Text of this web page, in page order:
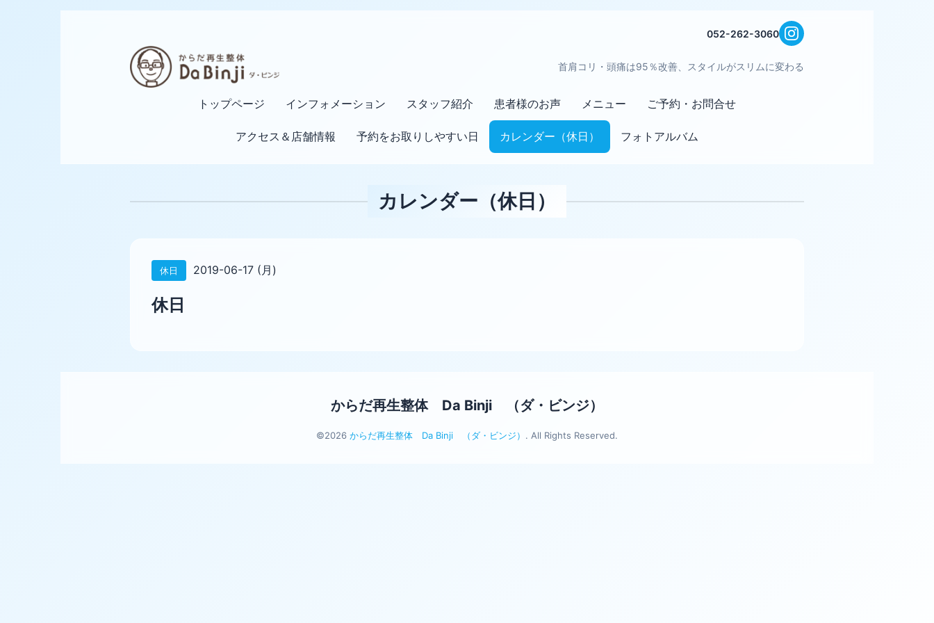
052-262-3060
首肩コリ・頭痛は95％改善、スタイルがスリムに変わる
トップページ インフォメーション スタッフ紹介 患者様のお声 メニュー ご予約・お問合せ
アクセス＆店舗情報 予約をお取りしやすい日 カレンダー（休日） フォトアルバム
カレンダー（休日）
休日 2019-06-17 (月)
休日
からだ再生整体 Da Binji （ダ・ビンジ）
©2026 からだ再生整体 Da Binji （ダ・ビンジ） . All Rights Reserved.